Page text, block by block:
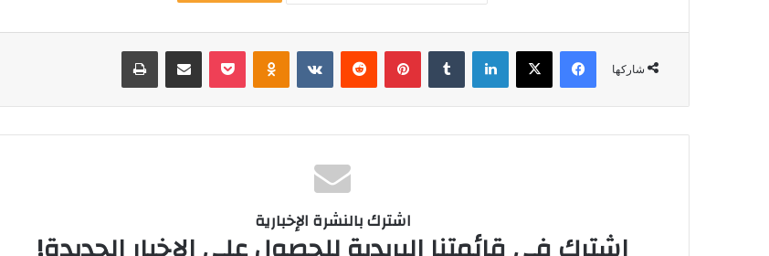
شاركها
فيسبوك لينكدإن بينتيريست
اشترك بالنشرة الإخبارية